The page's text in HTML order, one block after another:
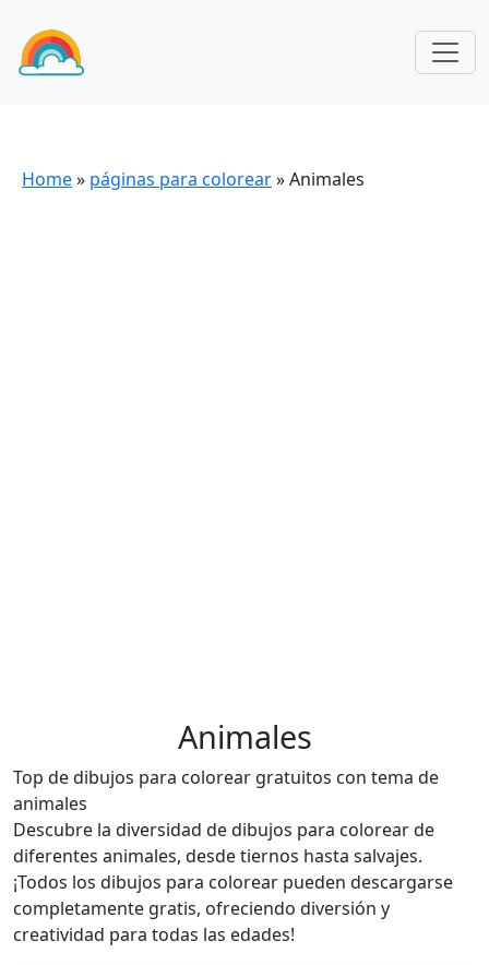
Home» páginas para colorear»Animales
Animales
Top de dibujos para colorear gratuitos con tema de
animales
Descubre la diversidad de dibujos para colorear de
diferentes animales, desde tiernos hasta salvajes.
¡Todos los dibujos para colorear pueden descargarse
completamente gratis, ofreciendo diversión y
creatividad para todas las edades!